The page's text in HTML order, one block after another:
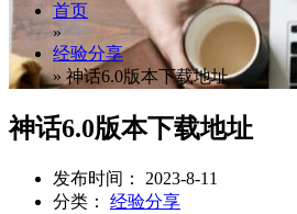
首页
»
经验分享
» 神话6.0版本下载地址
神话6.0版本下载地址
发布时间： 2023-8-11
分类： 经验分享